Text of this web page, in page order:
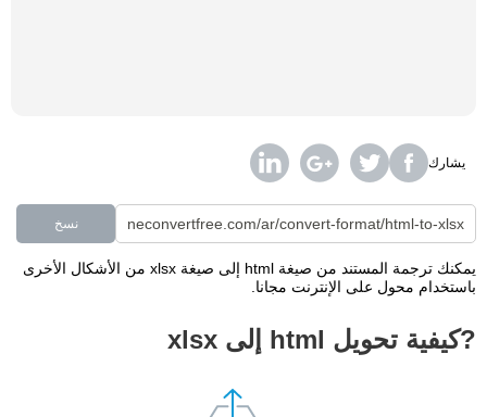
يشارك
نسخ
يمكنك ترجمة المستند من صيغة html إلى صيغة xlsx من الأشكال الأخرى
باستخدام محول على الإنترنت مجانا.
?كيفية تحويل html إلى xlsx